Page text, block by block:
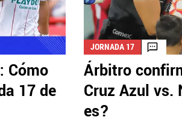
Cómo
17 de
JORNADA 17
Árbitro
Cruz Azul vs.
es?